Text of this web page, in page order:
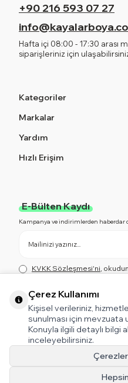
+90 216 593 07 27
Hafta içi 08:00 - 17:30 arası
siparişleriniz için
Kategoriler
Markalar
Yardım
Hızlı Erişim
E-Bülten Kaydı
Kampanya ve indirimlerden
KVKK Sözleşmesi'ni,
Bizi Takip Edin!
Kampanya ve indirimlerden
Çerez Kullanımı
Kişisel verileriniz,
sunulması için mevzuata
Konuyla ilgili detaylı bilgi
inceleyebilirsiniz.